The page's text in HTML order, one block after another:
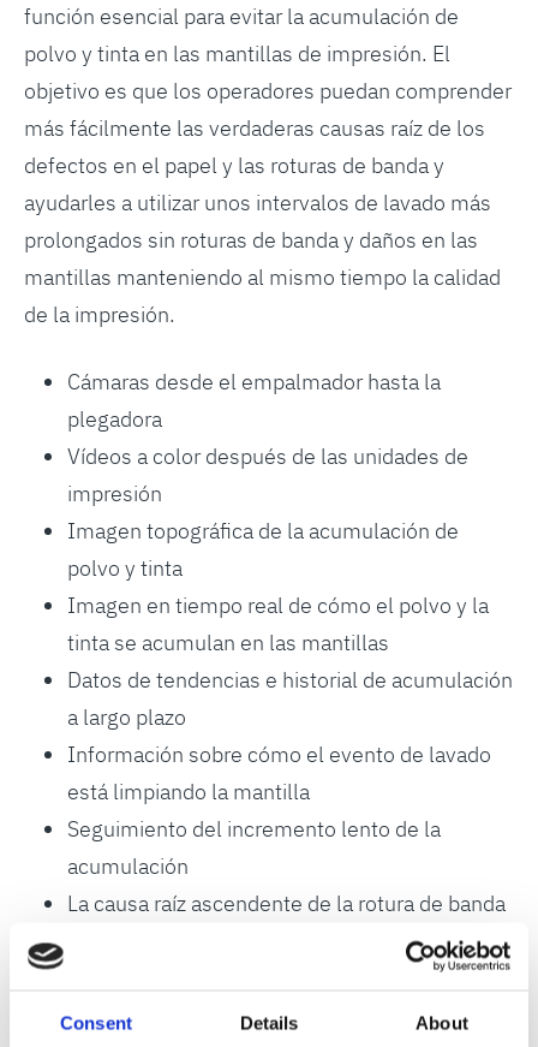
Consent Details About
función esencial para evitar la acumulación de
polvo y tinta en las mantillas de impresión. El
objetivo es que los operadores puedan comprender
más fácilmente las verdaderas causas raíz de los
defectos en el papel y las roturas de banda y
ayudarles a utilizar unos intervalos de lavado más
prolongados sin roturas de banda y daños en las
mantillas manteniendo al mismo tiempo la calidad
de la impresión.
Cámaras desde el empalmador hasta la
plegadora
Vídeos a color después de las unidades de
impresión
Imagen topográfica de la acumulación de
polvo y tinta
Imagen en tiempo real de cómo el polvo y la
tinta se acumulan en las mantillas
Datos de tendencias e historial de acumulación
a largo plazo
Información sobre cómo el evento de lavado
está limpiando la mantilla
Seguimiento del incremento lento de la
acumulación
La causa raíz ascendente de la rotura de banda
Funciones